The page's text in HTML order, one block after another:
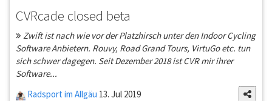
CVRcade closed beta
Zwift ist nach wie vor der Platzhirsch unter den Indoor Cycling
Software Anbietern. Rouvy, Road Grand Tours, VirtuGo etc. tun
sich schwer dagegen. Seit Dezember 2018 ist CVR mir ihrer
Software...
Radsport im Allgäu 13. Jul 2019